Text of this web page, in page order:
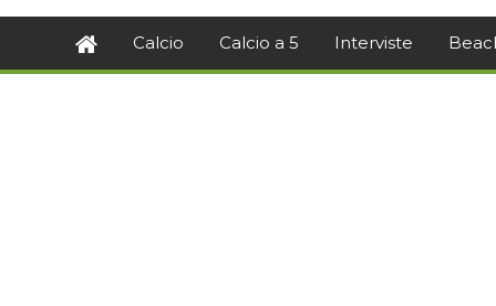
Calcio Calcio a 5 Interviste